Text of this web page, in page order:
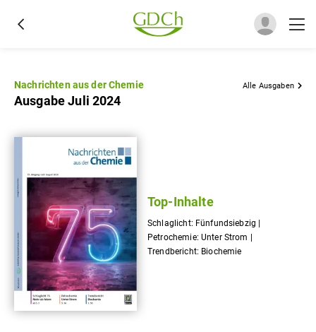
Nachrichten aus der Chemie Alle Ausgaben
Ausgabe Juli 2024
Top-Inhalte
Schlaglicht: Fünfundsiebzig |
Petrochemie: Unter Strom |
Trendbericht: Biochemie